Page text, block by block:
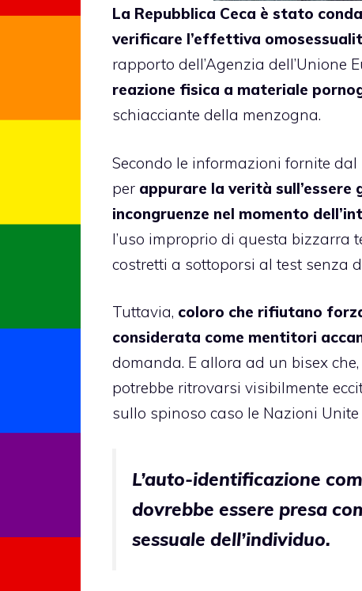
La Repubblica Ceca è stato
verificare l’effettiva
rapporto dell’Agenzia dell’Unione
reazione fisica a materiale
schiacciante della menzogna.
Secondo le informazioni fornite
per appurare la verità
incongruenze nel momento
l’uso improprio di questa bizzarra
costretti a sottoporsi al test senza
Tuttavia, coloro che rifiutano
considerata come mentitori
domanda. E allora ad un bisex
potrebbe ritrovarsi visibilmente
sullo spinoso caso le Nazioni
L’auto-identificazione
dovrebbe essere presa
sessuale dell’individuo.